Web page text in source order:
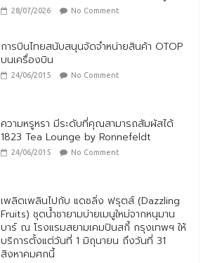
28/07/2026 No Comment
การบินไทยสนับสนุนจัดจำหน่ายสินค้า OTOP
บนเครื่องบิน
24/06/2015 No Comment
ความหรูหรา มีระดับที่คุณสามารถสัมผัสได้
1823 Tea Lounge by Ronnefeldt
24/06/2015 No Comment
เพลิดเพลินไปกับ แดซลิ่ง ฟรุตส์ (Dazzling
Fruits) ชุดน้ำชายามบ่ายเมนูใหม่จากหนุมาน
บาร์ ณ โรงแรมสยามเคมปินสกี้ กรุงเทพฯ ให้
บริการตั้งแต่วันที่ 1 มิถุนายน ถึงวันที่ 31
สิงหาคมศกนี้